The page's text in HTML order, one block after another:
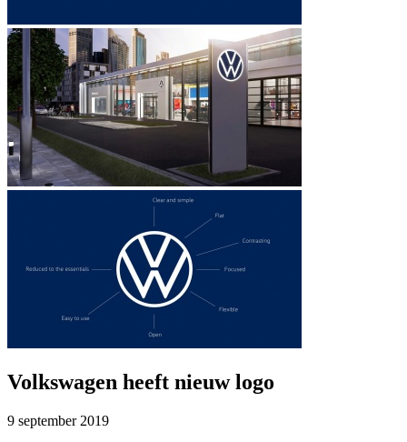
Volkswagen heeft nieuw logo
9 september 2019